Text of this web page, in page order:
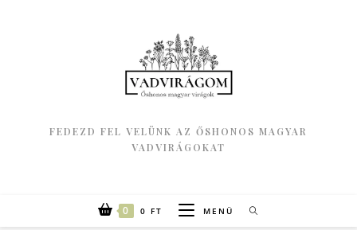
FEDEZD FEL VELÜNK AZ ŐSHONOS MAGYAR
VADVIRÁGOKAT
0 0 FT MENÜ